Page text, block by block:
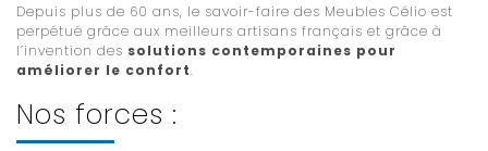
Depuis plus de 60 ans, le savoir-faire des Meubles Célio est
perpétué grâce aux meilleurs artisans français et grâce à
l’invention des solutions contemporaines pour
améliorer le confort.
Nos forces :